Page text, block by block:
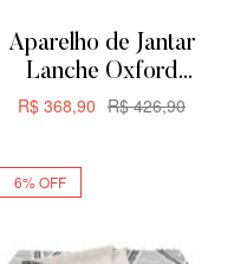
Aparelho de Jantar
Lanche Oxford
Aquarela Flat 12 Peças
R$426,90
R$ 368,90
6% OFF